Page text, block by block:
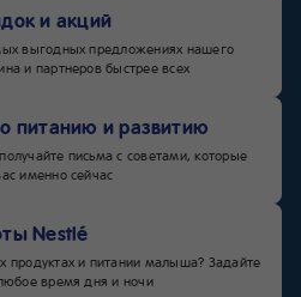
и акций
выгодных предложениях нашего
и партнеров быстрее всех
питанию и развитию
письма с советами, которые
именно сейчас
Nestlé
продуктах и питании малыша? Задайте
время дня и ночи